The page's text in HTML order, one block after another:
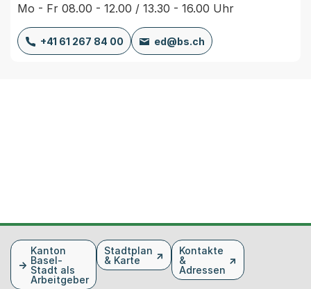
Mo - Fr 08.00 - 12.00 / 13.30 - 16.00 Uhr
+41 61 267 84 00 ed@bs.ch
FusszeileKanton
Basel-
Stadt als
Arbeitgeber
Stadtplan
& Karte
Kontakte
&
Adressen